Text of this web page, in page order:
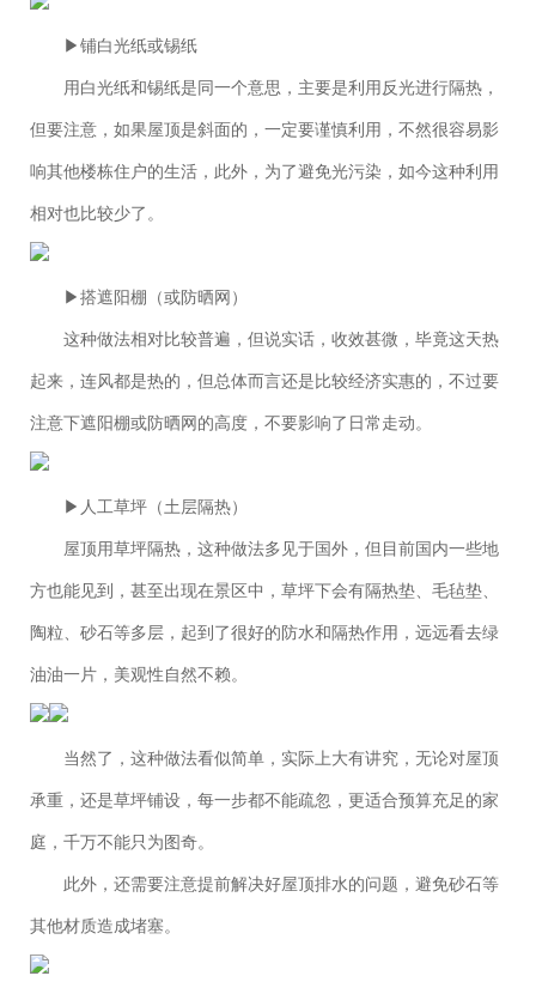
▶铺白光纸或锡纸
用白光纸和锡纸是同一个意思，主要是利用反光进行隔热，
但要注意，如果屋顶是斜面的，一定要谨慎利用，不然很容易影
响其他楼栋住户的生活，此外，为了避免光污染，如今这种利用
相对也比较少了。
▶搭遮阳棚（或防晒网）
这种做法相对比较普遍，但说实话，收效甚微，毕竟这天热
起来，连风都是热的，但总体而言还是比较经济实惠的，不过要
注意下遮阳棚或防晒网的高度，不要影响了日常走动。
▶人工草坪（土层隔热）
屋顶用草坪隔热，这种做法多见于国外，但目前国内一些地
方也能见到，甚至出现在景区中，草坪下会有隔热垫、毛毡垫、
陶粒、砂石等多层，起到了很好的防水和隔热作用，远远看去绿
油油一片，美观性自然不赖。
当然了，这种做法看似简单，实际上大有讲究，无论对屋顶
承重，还是草坪铺设，每一步都不能疏忽，更适合预算充足的家
庭，千万不能只为图奇。
此外，还需要注意提前解决好屋顶排水的问题，避免砂石等
其他材质造成堵塞。